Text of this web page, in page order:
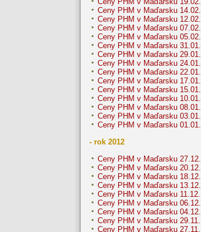
Ceny PHM v Maďarsku 14.02.
Ceny PHM v Maďarsku 12.02.
Ceny PHM v Maďarsku 07.02.
Ceny PHM v Maďarsku 05.02.
Ceny PHM v Maďarsku 31.01.
Ceny PHM v Maďarsku 29.01.
Ceny PHM v Maďarsku 24.01.
Ceny PHM v Maďarsku 22.01.
Ceny PHM v Maďarsku 17.01.
Ceny PHM v Maďarsku 15.01.
Ceny PHM v Maďarsku 10.01.
Ceny PHM v Maďarsku 08.01.
Ceny PHM v Maďarsku 03.01.
Ceny PHM v Maďarsku 01.01.
- rok 2012
Ceny PHM v Maďarsku 27.12.
Ceny PHM v Maďarsku 20.12.
Ceny PHM v Maďarsku 18.12.
Ceny PHM v Maďarsku 13.12.
Ceny PHM v Maďarsku 11.12.
Ceny PHM v Maďarsku 06.12.
Ceny PHM v Maďarsku 04.12.
Ceny PHM v Maďarsku 29.11.
Ceny PHM v Maďarsku 27.11.